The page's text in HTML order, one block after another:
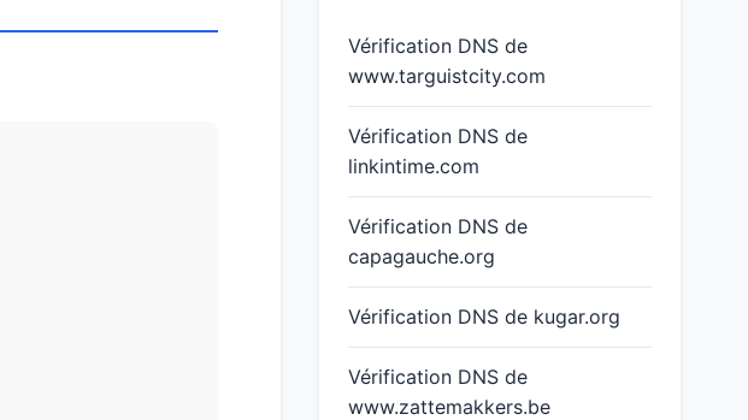
Vérification DNS de
www.targuistcity.com
Vérification DNS de
linkintime.com
Vérification DNS de
capagauche.org
Vérification DNS de kugar.org
Vérification DNS de
www.zattemakkers.be